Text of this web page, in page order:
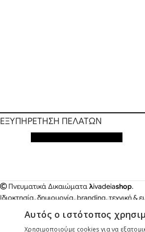
ΕΞΥΠΗΡΕΤΗΣΗ ΠΕΛΑΤΩΝ
Πνευματικά Δικαιώματαλivadeiashop.
Ιδιοκτησία, δημιουργία, branding, τεχνική &
Παπαδόπουλος
Αυτός ο ιστότοπος
Χρησιμοποιούμε cookies για να